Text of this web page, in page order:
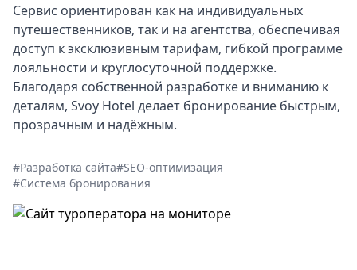
Сервис ориентирован как на индивидуальных
путешественников, так и на агентства, обеспечивая
доступ к эксклюзивным тарифам, гибкой программе
лояльности и круглосуточной поддержке.
Благодаря собственной разработке и вниманию к
деталям, Svoy Hotel делает бронирование быстрым,
прозрачным и надёжным.
#Разработка сайта#SEO-оптимизация
#Система бронирования